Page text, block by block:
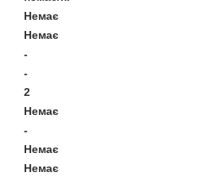
Немає
Немає
-
-
2
Немає
-
Немає
Немає